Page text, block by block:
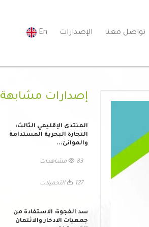
تواصل معنا الإصدارات En
إصدارات مشابهة
المنتدى الإقليمي الثالث:
التجارة البحرية المستدامة
والموانئ...
83 مشاهدات
127 التحميلات
سد الفجوة: الاستفادة من
جمعيات الادخار والائتمان